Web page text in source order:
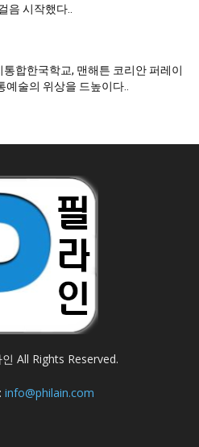
음 시작했다..
통합한국학교, 맨해튼 코리안 퍼레이
예술의 위상을 드높이다..
All Rights Reserved.
info@philain.com